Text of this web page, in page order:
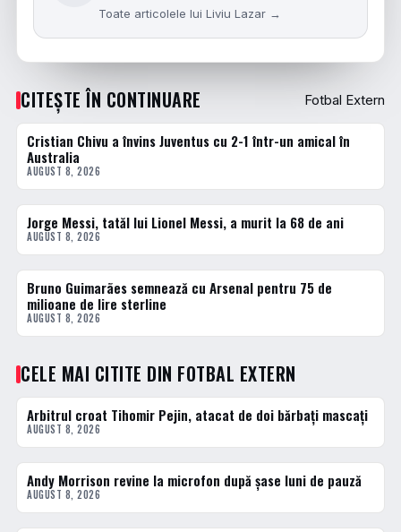
Toate articolele lui Liviu Lazar →
CITEȘTE ÎN CONTINUARE Fotbal Extern
FOTBAL EXTERN
Cristian Chivu a învins Juventus cu 2-1 într-un amical în
Australia
AUGUST 8, 2026
FOTBAL EXTERN
Jorge Messi, tatăl lui Lionel Messi, a murit la 68 de ani
AUGUST 8, 2026
FOTBAL EXTERN
Bruno Guimarães semnează cu Arsenal pentru 75 de
milioane de lire sterline
AUGUST 8, 2026
CELE MAI CITITE DIN FOTBAL EXTERN
1 · TOP
Arbitrul croat Tihomir Pejin, atacat de doi bărbați mascați
AUGUST 8, 2026
2 · TOP
Andy Morrison revine la microfon după șase luni de pauză
AUGUST 8, 2026